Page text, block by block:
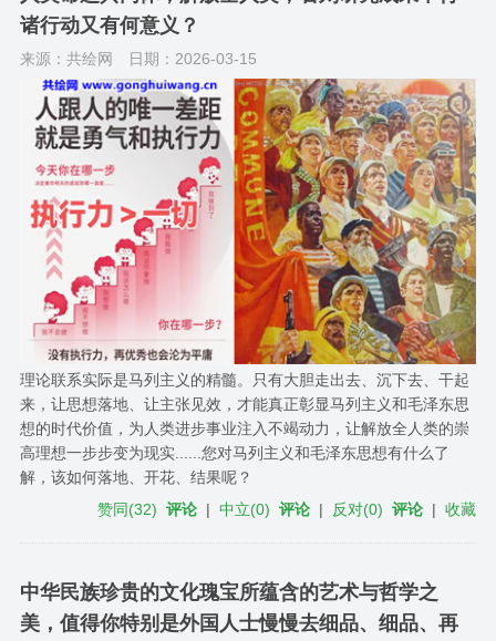
诸行动又有何意义？
来源：共绘网 日期：2026-03-15
理论联系实际是马列主义的精髓。只有大胆走出去、沉下去、干起
来，让思想落地、让主张见效，才能真正彰显马列主义和毛泽东思
想的时代价值，为人类进步事业注入不竭动力，让解放全人类的崇
高理想一步步变为现实......您对马列主义和毛泽东思想有什么了
解，该如何落地、开花、结果呢？
赞同(32) 评论 |中立(0) 评论 | 反对(0) 评论 |收藏
中华民族珍贵的文化瑰宝所蕴含的艺术与哲学之
美，值得你特别是外国人士慢慢去细品、细品、再